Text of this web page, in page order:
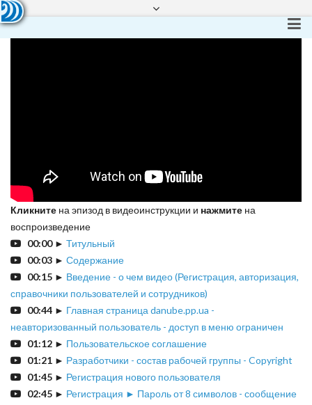
КАК РЕГИСТРИРОВАТЬСЯ
Реєстрація
Кликните на эпизод в видеоинструкции и нажмите на
воспроизведение
00:00► Титульный
00:03 ► Содержание
00:15 ► Введение - о чем видео (Регистрация, авторизация,
справочники пользователей и сотрудников)
00:44 ► Главная страница danube.pp.ua -
неавторизованный пользователь - доступ в меню ограничен
01:12 ► Пользовательское соглашение
01:21 ► Разработчики - состав рабочей группы - Copyright
01:45 ► Регистрация нового пользователя
02:45 ► Регистрация ► Пароль от 8 символов - сообщение